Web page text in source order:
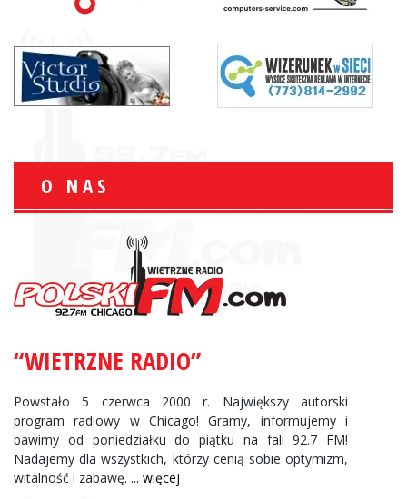
O NAS
“WIETRZNE RADIO”
Powstało 5 czerwca 2000 r. Największy autorski
program radiowy w Chicago! Gramy, informujemy i
bawimy od poniedziałku do piątku na fali 92.7 FM!
Nadajemy dla wszystkich, którzy cenią sobie optymizm,
witalność i zabawę. ... więcej